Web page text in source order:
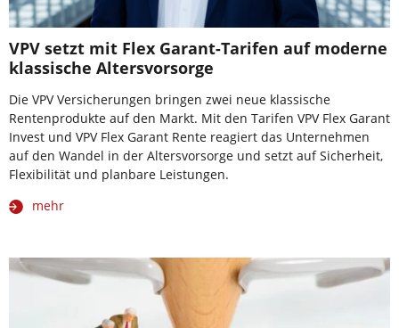
VPV setzt mit Flex Garant-Tarifen auf moderne
klassische Altersvorsorge
Die VPV Versicherungen bringen zwei neue klassische
Rentenprodukte auf den Markt. Mit den Tarifen VPV Flex Garant
Invest und VPV Flex Garant Rente reagiert das Unternehmen
auf den Wandel in der Altersvorsorge und setzt auf Sicherheit,
Flexibilität und planbare Leistungen.
mehr